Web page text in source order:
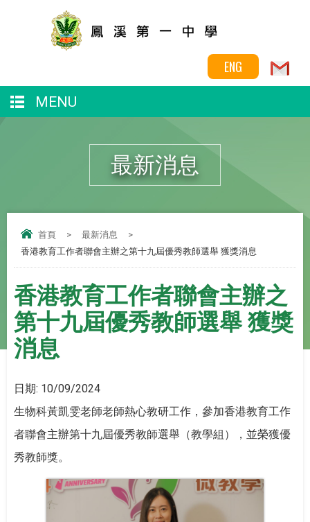
ENG
MENU
最新消息
首頁 > 最新消息
>
香港教育工作者聯會主辦之第十九屆優秀教師選舉 獲獎消息
香港教育工作者聯會主辦之
第十九屆優秀教師選舉 獲獎
消息
日期: 10/09/2024
生物科黃凱雯老師老師熱心教研工作，參加香港教育工作
者聯會主辦第十九屆優秀教師選舉（教學組），並榮獲優
秀教師獎。